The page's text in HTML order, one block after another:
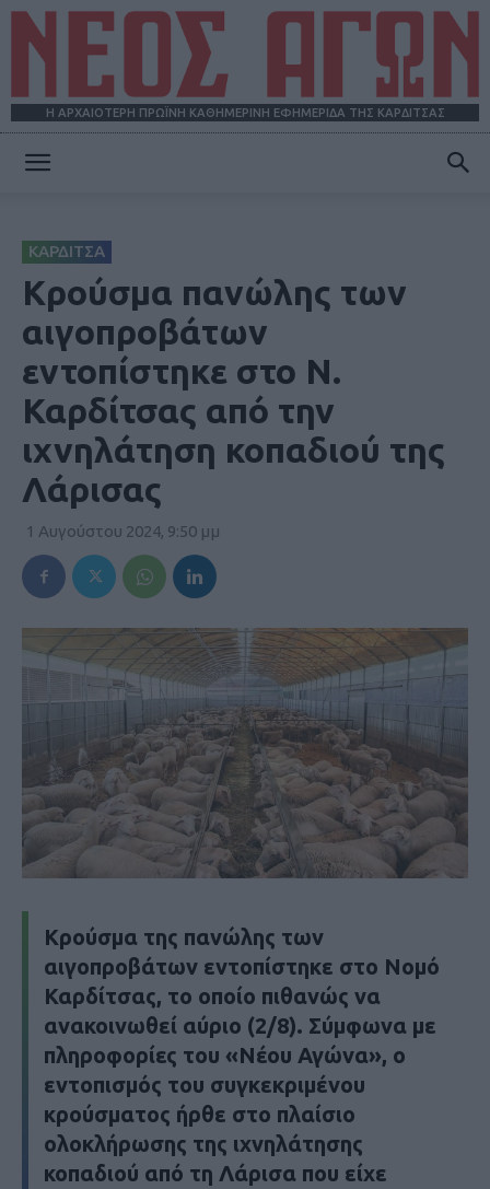
Η ΑΡΧΑΙΟΤΕΡΗ ΠΡΩΪΝΗ ΚΑΘΗΜΕΡΙΝΗ ΕΦΗΜΕΡΙΔΑ ΤΗΣ ΚΑΡΔΙΤΣΑΣ
ΚΑΡΔΙΤΣΑ
Κρούσμα πανώλης των
αιγοπροβάτων
εντοπίστηκε στο Ν.
Καρδίτσας από την
ιχνηλάτηση κοπαδιού της
Λάρισας
1 Αυγούστου 2024, 9:50 μμ
Κρούσμα της πανώλης των
αιγοπροβάτων εντοπίστηκε στο Νομό
Καρδίτσας, το οποίο πιθανώς να
ανακοινωθεί αύριο (2/8). Σύμφωνα με
πληροφορίες του «Νέου Αγώνα», ο
εντοπισμός του συγκεκριμένου
κρούσματος ήρθε στο πλαίσιο
ολοκλήρωσης της ιχνηλάτησης
κοπαδιού από τη Λάρισα που είχε